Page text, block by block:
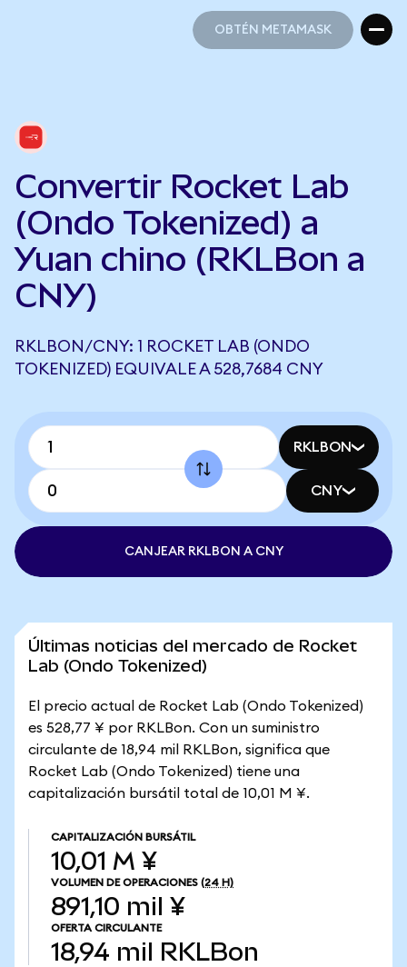
OBTÉN METAMASK
Convertir Rocket Lab
(Ondo Tokenized) a
Yuan chino (RKLBon a
CNY)
RKLBON/CNY: 1 ROCKET LAB (ONDO
TOKENIZED) EQUIVALE A 528,7684 CNY
RKLBON
CNY
CANJEAR RKLBON A CNY
Últimas noticias del mercado de Rocket
Lab (Ondo Tokenized)
El precio actual de Rocket Lab (Ondo Tokenized)
es 528,77 ¥ por RKLBon. Con un suministro
circulante de 18,94 mil RKLBon, significa que
Rocket Lab (Ondo Tokenized) tiene una
capitalización bursátil total de 10,01 M ¥.
CAPITALIZACIÓN BURSÁTIL
10,01 M ¥
VOLUMEN DE OPERACIONES (24 H)
891,10 mil ¥
OFERTA CIRCULANTE
18,94 mil RKLBon